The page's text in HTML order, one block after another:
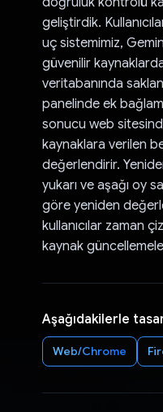
geliştirdik.
uç sistemimiz,
güvenilir
veritabanında
panelinde ek
sonucu web
kaynaklara verilen
değerlendirir.
yukarı ve aşağı oy
göre yeniden
kullanıcılar zaman
kaynak
Aşağıdakilerle
Web/Chrome